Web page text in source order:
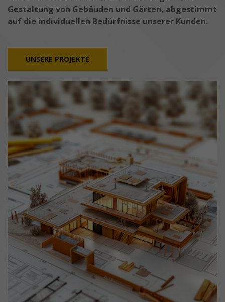
Gestaltung von Gebäuden und Gärten, abgestimmt
auf die individuellen Bedürfnisse unserer Kunden.
UNSERE PROJEKTE